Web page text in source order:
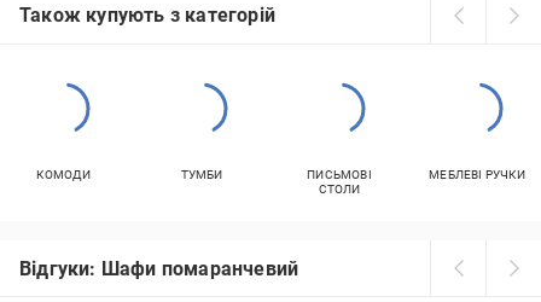
Також купують з категорій
КОМОДИ ТУМБИ
ПИСЬМОВІ
СТОЛИ
МЕБЛЕВІ РУЧКИ
Відгуки: Шафи помаранчевий